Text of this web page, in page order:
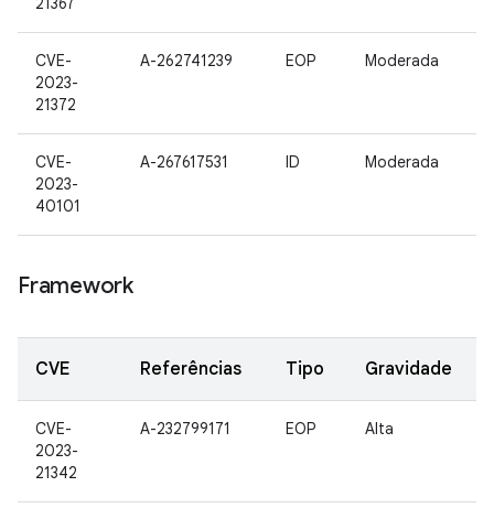
CVE-
2023-
21372
A-262741239 EOP Moderada
CVE-
2023-
40101
A-267617531 ID Moderada
Framework
CVE Referências Tipo Gravidade
CVE-
2023-
21342
A-232799171 EOP Alta